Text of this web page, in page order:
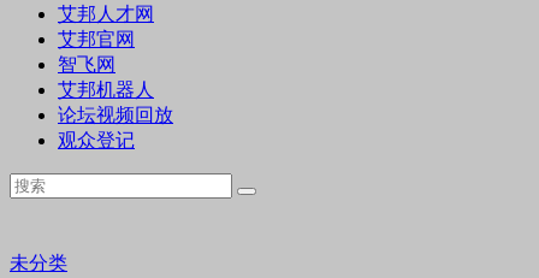
艾邦人才网
艾邦官网
智飞网
艾邦机器人
论坛视频回放
观众登记
未分类